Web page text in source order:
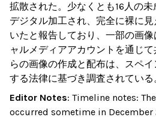
拡散された。少なくとも16人の
デジタル加工され、完全に裸に
いたと報告しており、一部の画
ャルメディアアカウントを通じ
らの画像の作成と配布は、スペ
する法律に基づき調査されている
Editor Notes: Timeline notes:
occurred sometime in December